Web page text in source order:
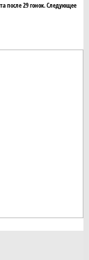
после 29 гонок. Следующее